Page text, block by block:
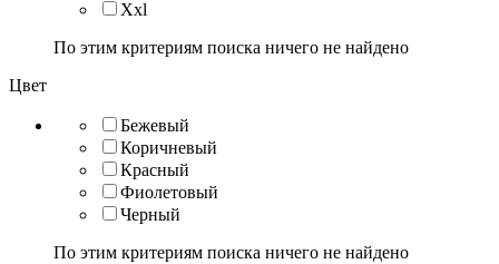
Xxl
По этим критериям поиска ничего не найдено
Цвет
Бежевый
Коричневый
Красный
Фиолетовый
Черный
По этим критериям поиска ничего не найдено